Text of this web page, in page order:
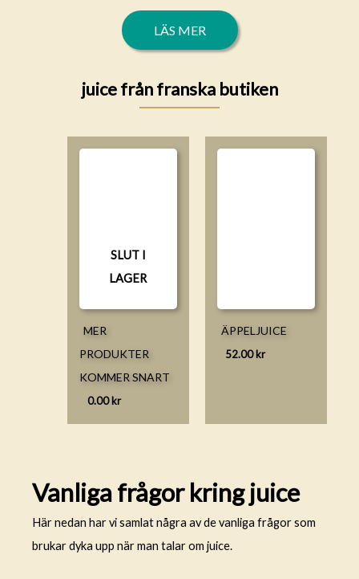
LÄS MER
juice från franska butiken
SLUT I
LAGER
MER
PRODUKTER
KOMMER SNART
0.00kr
ÄPPELJUICE
52.00kr
Vanliga frågor kring juice
Här nedan har vi samlat några av de vanliga frågor som
brukar dyka upp när man talar om juice.